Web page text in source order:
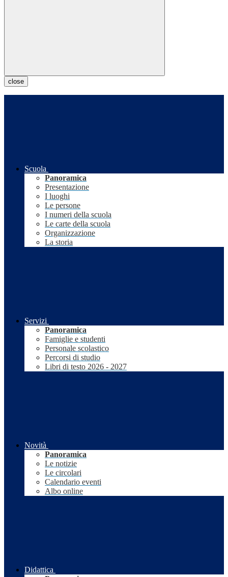
close
Scuola
Panoramica
Presentazione
I luoghi
Le persone
I numeri della scuola
Le carte della scuola
Organizzazione
La storia
Servizi
Panoramica
Famiglie e studenti
Personale scolastico
Percorsi di studio
Libri di testo 2026 - 2027
Novità
Panoramica
Le notizie
Le circolari
Calendario eventi
Albo online
Didattica